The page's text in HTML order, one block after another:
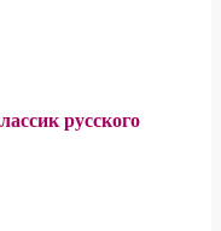
русского